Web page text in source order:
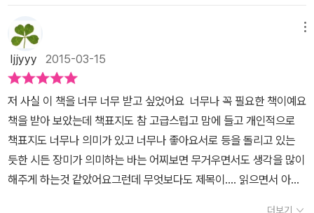
것이다. p323 해법은 있다 희망을 주는 이 메시지는 책의 제일 후미
에 등장한다. 수년을 함께 살아도 같은 가정내에서 성장해도 서로 다
르게 자라나는 것이 사람이다. 대화의 양식도 다르고 판단의 기준도
다르다. 그 점을 인정하고 서로간의 적당한 거리를 찾아낸다면 가족
역시 이전보다는 훨씬 편안한 사이가 되어 좀 더 자주 보며 웃을 수 있
게 되지 않을까. 가시 같은 대화가 아닌 연고 같은 대화를 나누면서.
겪어봤을 법한 것들이여서 그런지 무척이나 공감이 되었다. 저자는
우리가 가족의 말에 상처를 받는 이유는 메시지(입 밖으로 나온 말의
의미)와 메타메시지(내가 사랑하는 사람이 그런 말을 그런 식으로 했
다는 사실이 내게 의미하는 것, 혹은 내가 생각하기에 그것이 그 사람
에게 의미하는 것)를 구별하지 않기 때문이라는 것이다. 그렇다. 내가
상처 받는 이유는 내가 원했던 기대와는 다르게 상대방의 말을 하기
때문인것이다. 가족에게도 인정받고 싶은데 인정해 주지 않으니까 상
처를 받게 되는 것이다.또 내 기준으로, 나의 관점으로 상대방의 말을
받아들이기 때문에 상처가 되기도 하는 것이다. 한 가족안으로 살고
있지만 가족 구성원 개개인의 성격과 생각, 대화의 양식에는 차이가
지로 나뉘는데본연의 겉뜻과 속뜻입니다.하지만 우리가족은 대부분
메타메시지로 반응을 해요.왜냐면 그동안 상대로부터의 경험이 메타
메시지로 해석하게 하는거죠.하지만, 이유를 알면 우린 속뜻을 잘 판
별을 할 수 있고 갈등을 크고 작게 할 수 있습니다. 관계 개선의 가장
효과적인 방법은 ‘프레임 재설정’이다. 말하는 방식을 바꿔서 대화의
취지를 변경하거나 상대방의 말을 해석하는 방식을 바꾸면 프레임을
재설정할 수 있어요.또한 가족끼리 주고받는 모든 말들은 두 가지 이
율배반적 의미, 즉 '친밀함'의 의미와 '통제'의 의미를 지니고 있으며,
그리고 그 후론 계속 마음속에 남아있고.제 성격이 훨훨 털어버리지
못하는지라마음속에서 곱씹고 곱씹으면서 스스로에서 생채기를 내
고, 곪아버려요.<가족이니까 그렇게 말해도 되는 줄 알았다> 책의 내
용이 어찌나 저한테 와닿는지,제 마음을 속속들이 보면서 저자가 써
낸것 같아서 신통하기도 하고,한편으로는 이것이 나 혼자만의 감정이
아니라 대부분의 사람이 느끼는 감정이기에나만 이상하지는 않다는
안심이 들게도 만드네요.참 그런것 같아요,가족끼리는 오랫동안 봐왔
기 때문에 과거에 했던 실수들이나 단점들을 너무나 잘 알고 있어서
새로운 일이 있을때 과거에 비추어 부정적인 말들을 쏟아내는것 같아
요.넌 예전에도 그랬으니까 앞으로도 그럴꺼야..라는 단정을 지어버
려서가족에게 위로를 받고자 꺼낸 말을 도리어 화살이 돼서 꼭 박혀
ljjyyy 2015-03-15
저 사실 이 책을 너무 너무 받고 싶었어요 너무나 꼭 필요한 책이예요
책을 받아 보았는데 책표지도 참 고급스럽고 맘에 들고 개인적으로
책표지도 너무나 의미가 있고 너무나 좋아요서로 등을 돌리고 있는
듯한 시든 장미가 의미하는 바는 어찌보면 무거우면서도 생각을 많이
해주게 하는것 같았어요그런데 무엇보다도 제목이.... 읽으면서 아니
더보기